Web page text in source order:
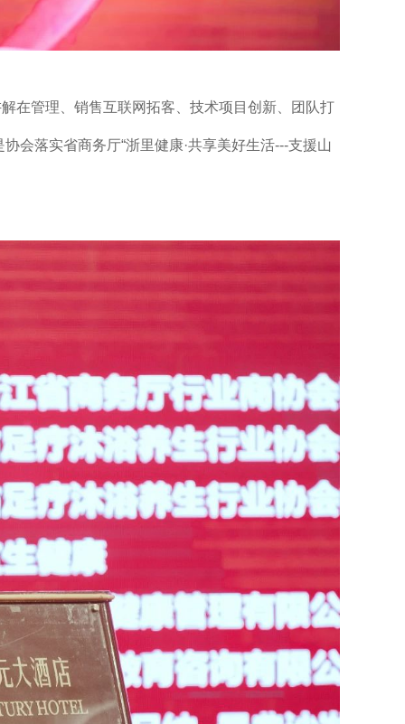
在管理、销售互联网拓客、技术项目创新、团队打
会落实省商务厅“浙里健康·共享美好生活---支援山